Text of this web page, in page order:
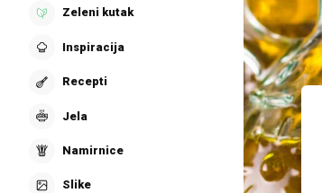
Zeleni kutak
Inspiracija
Recepti
Jela
Namirnice
Slike